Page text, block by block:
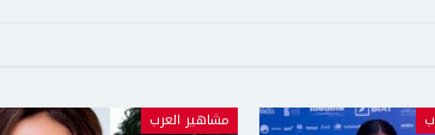
مشاهير العرب